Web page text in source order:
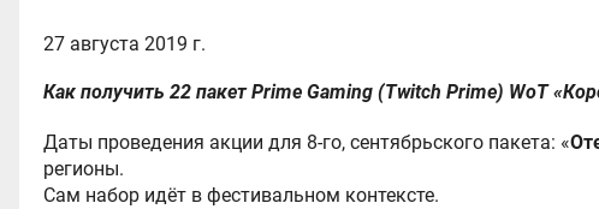
27 августа 2019 г.
Как получить 22 пакет Prime Gaming (Twitch Prime) WoT
Даты проведения акции для 8-го, сентябрьского пакета: «
регионы.
Сам набор идёт в фестивальном контексте.